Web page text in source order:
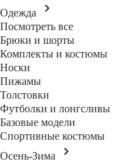
Одежда
Посмотреть все
Брюки и шорты
Комплекты и костюмы
Носки
Пижамы
Толстовки
Футболки и лонгсливы
Базовые модели
Спортивные костюмы
Осень-Зима